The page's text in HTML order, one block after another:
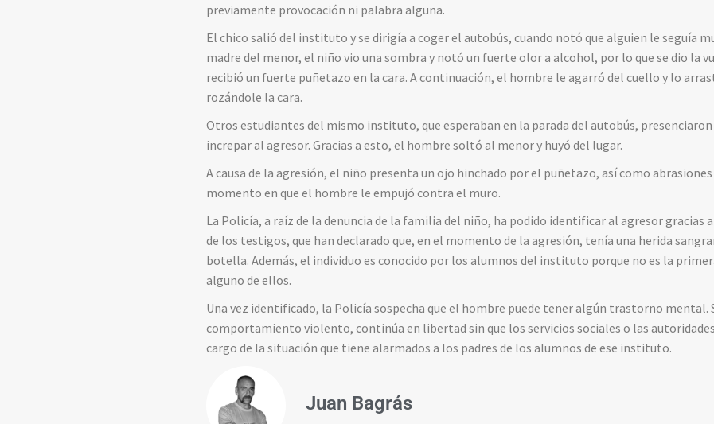
previamente provocación ni palabra alguna.
El chico salió del instituto y se dirigía a coger el autobús, cuando notó que alguien le seguía
madre del menor, el niño vio una sombra y notó un fuerte olor a alcohol, por lo que se dio la
recibió un fuerte puñetazo en la cara. A continuación, el hombre le agarró del cuello y lo
rozándole la cara.
Otros estudiantes del mismo instituto, que esperaban en la parada del autobús, presenciaron
increpar al agresor. Gracias a esto, el hombre soltó al menor y huyó del lugar.
A causa de la agresión, el niño presenta un ojo hinchado por el puñetazo, así como abrasiones
momento en que el hombre le empujó contra el muro.
La Policía, a raíz de la denuncia de la familia del niño, ha podido identificar al agresor gracias
de los testigos, que han declarado que, en el momento de la agresión, tenía una herida
botella. Además, el individuo es conocido por los alumnos del instituto porque no es la
alguno de ellos.
Una vez identificado, la Policía sospecha que el hombre puede tener algún trastorno mental.
comportamiento violento, continúa en libertad sin que los servicios sociales o las
cargo de la situación que tiene alarmados a los padres de los alumnos de ese instituto.
Juan Bagrás